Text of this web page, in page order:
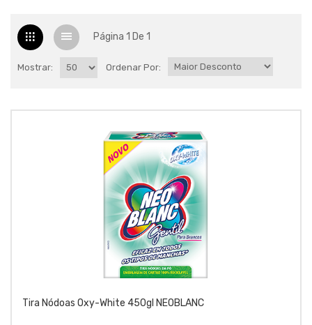
Página 1 De 1
Mostrar: Ordenar Por:
Tira Nódoas Oxy-White 450gl NEOBLANC